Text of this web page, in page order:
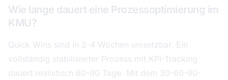
Wie lange dauert eine Prozessoptimierung im
KMU?
Quick Wins sind in 2-4 Wochen umsetzbar. Ein
vollständig stabilisierter Prozess mit KPI-Tracking
dauert realistisch 60-90 Tage. Mit dem 30-60-90-